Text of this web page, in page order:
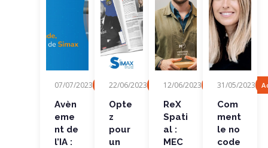
nt de l’IA :
Code
07/07/2023 Actualités, Article de presse
Avèn
eme
nt de
l’IA :
pour un
de
gestion
100% No
Code
22/06/2023 Actualités, Article de presse
Opte
z
pour
un
Spatial :
ID
son
agilité...
12/06/2023 Actualités, Client
ReX
Spati
al :
MEC
le no
boulevers
31/05/2023
Com
ment
le no
code